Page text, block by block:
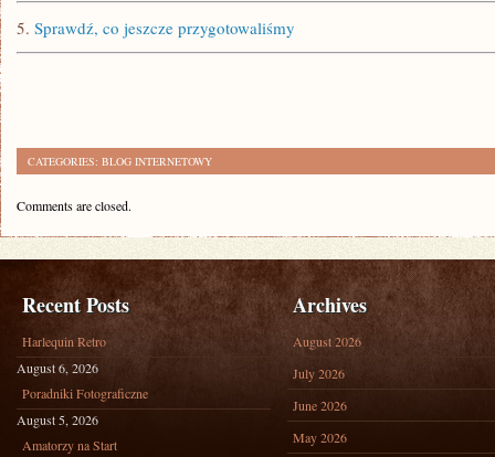
5. Sprawdź, co jeszcze przygotowaliśmy
CATEGORIES: BLOG INTERNETOWY
Comments are closed.
Recent Posts
Harlequin Retro
August 6, 2026
Poradniki Fotograficzne
August 5, 2026
Amatorzy na Start
Archives
August 2026
July 2026
June 2026
May 2026